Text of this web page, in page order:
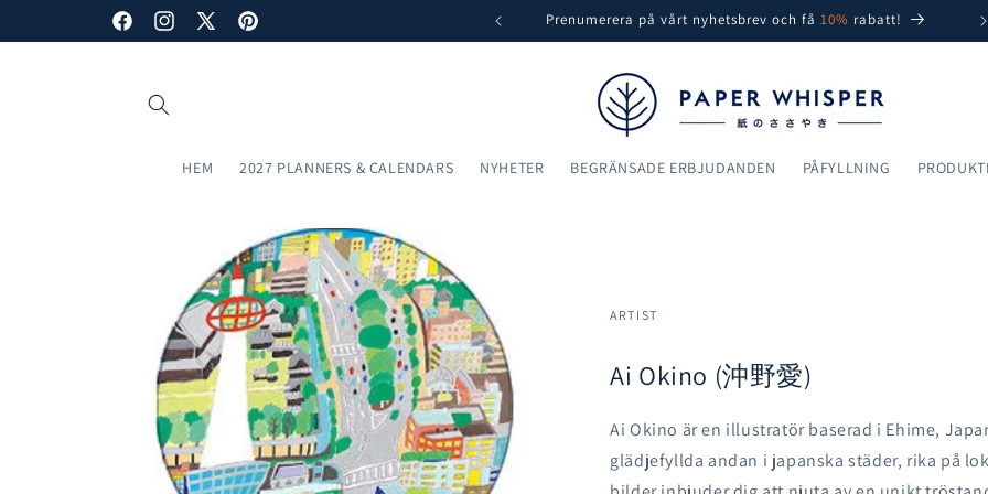
FacebookInstagram
X
Pinterest
Prenumerera på vårt nyhetsbrev och få 10% rabatt!
HEM 2027 PLANNERS & CALENDARS NYHETER BEGRÄNSADE ERBJUDANDEN PÅFYLLNING
ARTIST
Ai Okino (沖野愛)
Ai Okino är en illustratör baserad i Ehime,
glädjefyllda andan i japanska städer, rika på